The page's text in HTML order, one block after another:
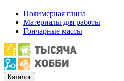
Полимерная глина
Материалы для работы
Гончарные массы
Каталог